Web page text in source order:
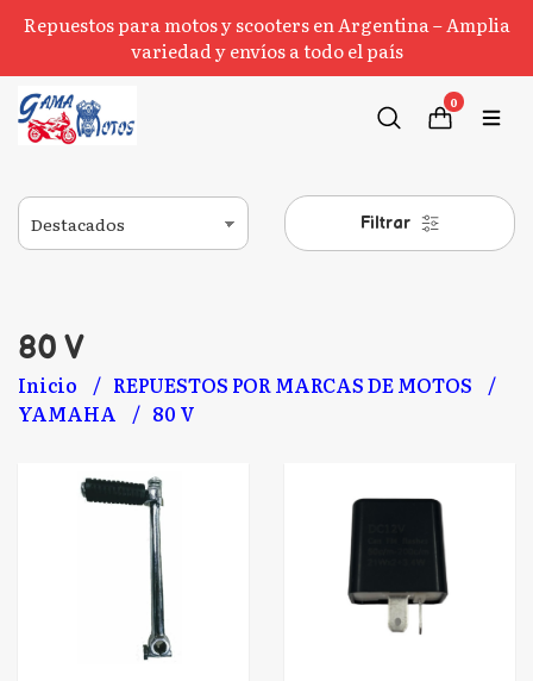
Repuestos para motos y scooters en Argentina – Amplia
variedad y envíos a todo el país
0
Filtrar
80 V
Inicio
REPUESTOS POR MARCAS DE MOTOS
YAMAHA
80 V